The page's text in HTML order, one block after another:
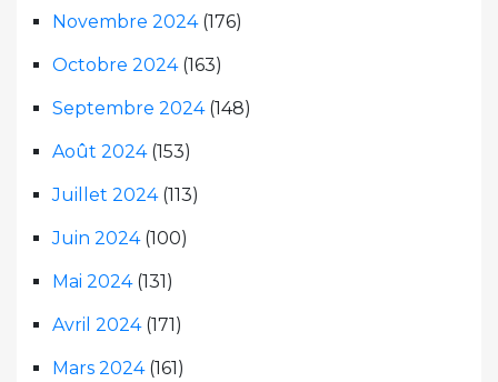
Novembre 2024(176)
Octobre 2024(163)
Septembre 2024(148)
Août 2024(153)
Juillet 2024(113)
Juin 2024(100)
Mai 2024(131)
Avril 2024(171)
Mars 2024(161)